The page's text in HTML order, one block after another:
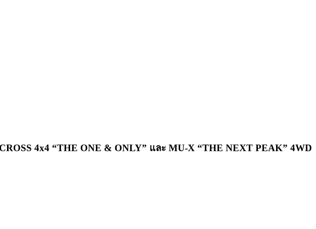
4x4 “THE ONE & ONLY” และ MU-X “THE NEXT PEAK” 4WD